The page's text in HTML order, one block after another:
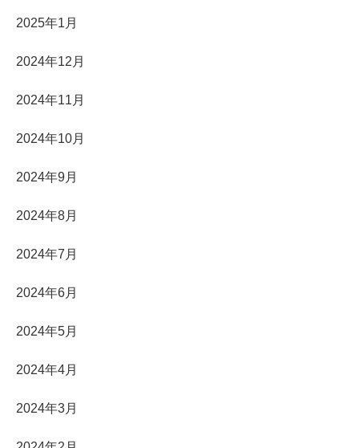
2025年1月
2024年12月
2024年11月
2024年10月
2024年9月
2024年8月
2024年7月
2024年6月
2024年5月
2024年4月
2024年3月